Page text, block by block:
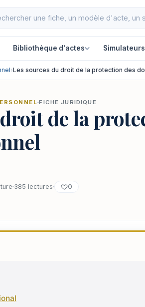
Bibliothèque d'actes Simulateurs
›Les sources du droit de la protection des
FICHE JURIDIQUE
de la
385 lectures 0